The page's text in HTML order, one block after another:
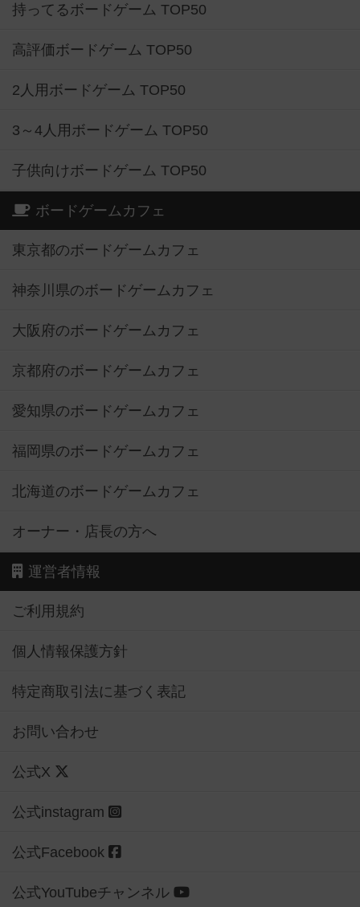
持ってるボードゲーム TOP50
高評価ボードゲーム TOP50
2人用ボードゲーム TOP50
3～4人用ボードゲーム TOP50
子供向けボードゲーム TOP50
ボードゲームカフェ
東京都のボードゲームカフェ
神奈川県のボードゲームカフェ
大阪府のボードゲームカフェ
京都府のボードゲームカフェ
愛知県のボードゲームカフェ
福岡県のボードゲームカフェ
北海道のボードゲームカフェ
オーナー・店長の方へ
運営者情報
ご利用規約
個人情報保護方針
特定商取引法に基づく表記
お問い合わせ
公式X
公式instagram
公式Facebook
公式YouTubeチャンネル